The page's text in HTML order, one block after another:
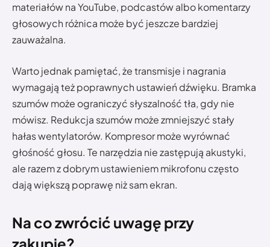
materiałów na YouTube, podcastów albo komentarzy
głosowych różnica może być jeszcze bardziej
zauważalna.
Warto jednak pamiętać, że transmisje i nagrania
wymagają też poprawnych ustawień dźwięku. Bramka
szumów może ograniczyć słyszalność tła, gdy nie
mówisz. Redukcja szumów może zmniejszyć stały
hałas wentylatorów. Kompresor może wyrównać
głośność głosu. Te narzędzia nie zastępują akustyki,
ale razem z dobrym ustawieniem mikrofonu często
dają większą poprawę niż sam ekran.
Na co zwrócić uwagę przy